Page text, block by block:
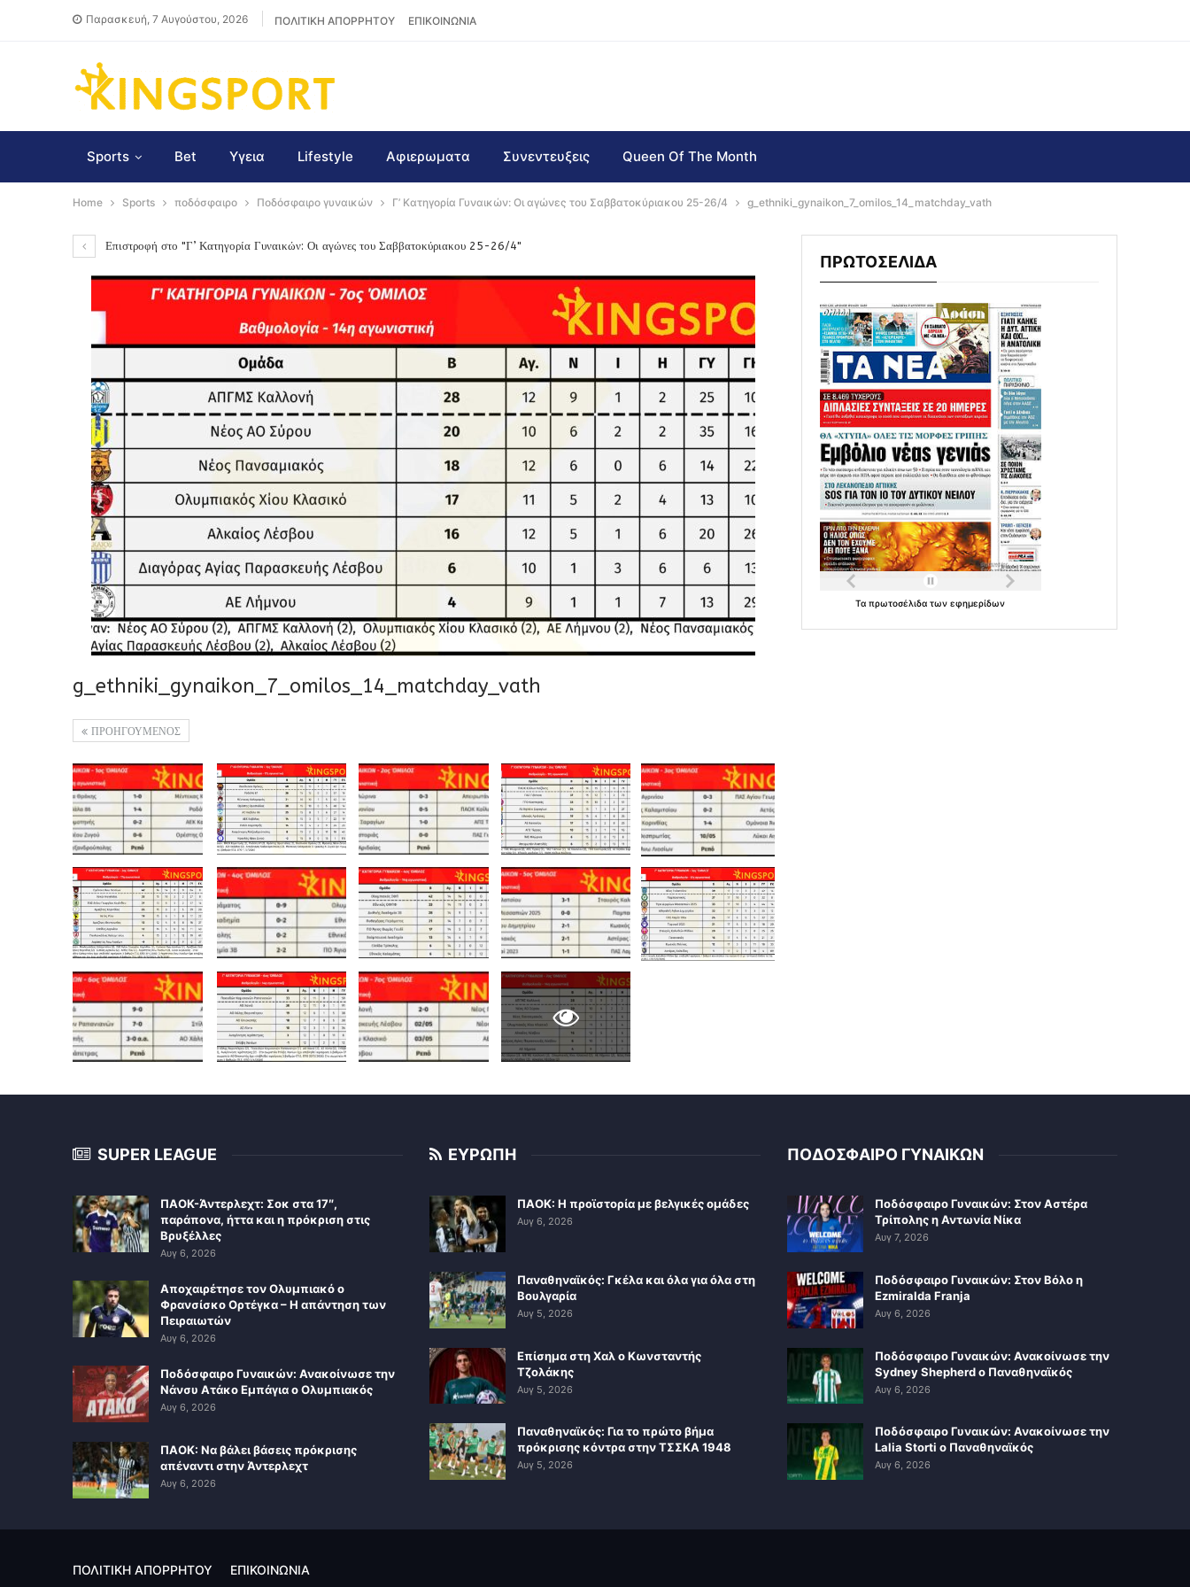
Παρασκευή, 7 Αυγούστου, 2026 ΠΟΛΙΤΙΚΗ ΑΠΟΡΡΗΤΟΥ ΕΠΙΚΟΙΝΩΝΙΑ
Sports Bet Υγεια Lifestyle Αφιερωματα Συνεντευξεις Queen Of The Month
Home Sports ποδόσφαιρο Ποδόσφαιρο γυναικών Γ’ Κατηγορία Γυναικών: Οι αγώνες του Σαββατοκύριακου 25-26/4 g_ethniki_gynaikon_7_omilos_14_matchday_vath
Επιστροφή στο "Γ’ Κατηγορία Γυναικών: Οι αγώνες του Σαββατοκύριακου 25-26/4"
g_ethniki_gynaikon_7_omilos_14_matchday_vath
ΠΡΟΗΓΟΥΜΕΝΟΣ
ΠΡΩΤΟΣΕΛΙΔΑ
Ταπρωτοσέλιδατωνεφημερίδων
SUPER LEAGUE
ΠΑΟΚ-Άντερλεχτ: Σοκ στα 17″,
παράπονα, ήττα και η πρόκριση στις
Βρυξέλλες
Αυγ 6, 2026
Αποχαιρέτησε τον Ολυμπιακό ο
Φρανσίσκο Ορτέγκα – Η απάντηση των
Πειραιωτών
Αυγ 6, 2026
Ποδόσφαιρο Γυναικών: Ανακοίνωσε την
Νάνσυ Ατάκο Εμπάγια ο Ολυμπιακός
Αυγ 6, 2026
ΠΑΟΚ: Να βάλει βάσεις πρόκρισης
απέναντι στην Άντερλεχτ
Αυγ 6, 2026
ΕΥΡΩΠΗ
ΠΑΟΚ: Η προϊστορία με βελγικές ομάδες
Αυγ 6, 2026
Παναθηναϊκός: Γκέλα και όλα για όλα στη
Βουλγαρία
Αυγ 5, 2026
Επίσημα στη Χαλ ο Κωνσταντής
Τζολάκης
Αυγ 5, 2026
Παναθηναϊκός: Για το πρώτο βήμα
πρόκρισης κόντρα στην ΤΣΣΚΑ 1948
Αυγ 5, 2026
ΠΟΔΟΣΦΑΙΡΟ ΓΥΝΑΙΚΩΝ
Ποδόσφαιρο Γυναικών: Στον Αστέρα
Τρίπολης η Αντωνία Νίκα
Αυγ 7, 2026
Ποδόσφαιρο Γυναικών: Στον Βόλο η
Ezmiralda Franja
Αυγ 6, 2026
Ποδόσφαιρο Γυναικών: Ανακοίνωσε την
Sydney Shepherd ο Παναθηναϊκός
Αυγ 6, 2026
Ποδόσφαιρο Γυναικών: Ανακοίνωσε την
Lalia Storti ο Παναθηναϊκός
Αυγ 6, 2026
ΠΟΛΙΤΙΚΗ ΑΠΟΡΡΗΤΟΥ ΕΠΙΚΟΙΝΩΝΙΑ